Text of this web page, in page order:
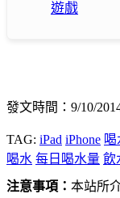
遊戲
發文時間：9/10/
TAG: iPad iPhone
喝水 每日喝水量 飲
注意事項： 本站所